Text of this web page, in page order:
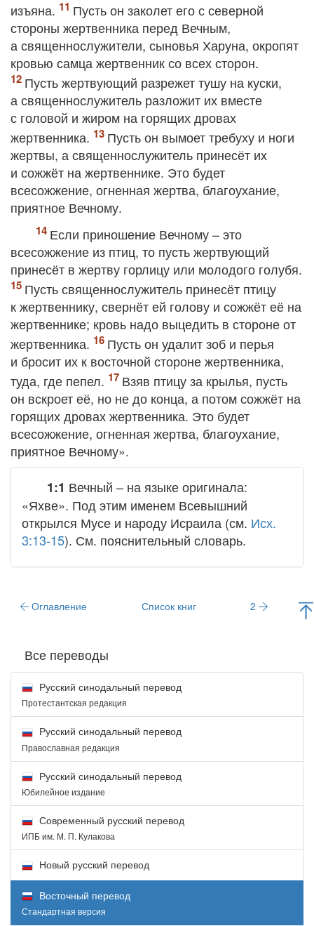
изъяна.
Пусть он заколет его с северной
стороны жертвенника перед Вечным,
а священнослужители, сыновья Харуна, окропят
кровью самца жертвенник со всех сторон.
Пусть жертвующий разрежет тушу на куски,
а священнослужитель разложит их вместе
с головой и жиром на горящих дровах
жертвенника.
Пусть он вымоет требуху и ноги
жертвы, а священнослужитель принесёт их
и сожжёт на жертвеннике. Это будет
всесожжение, огненная жертва, благоухание,
приятное Вечному.
Если приношение Вечному – это
всесожжение из птиц, то пусть жертвующий
принесёт в жертву горлицу или молодого голубя.
Пусть священнослужитель принесёт птицу
к жертвеннику, свернёт ей голову и сожжёт её на
жертвеннике; кровь надо выцедить в стороне от
жертвенника.
Пусть он удалит зоб и перья
и бросит их к восточной стороне жертвенника,
туда, где пепел.
Взяв птицу за крылья, пусть
он вскроет её, но не до конца, а потом сожжёт на
горящих дровах жертвенника. Это будет
всесожжение, огненная жертва, благоухание,
приятное Вечному».
1:1 Вечный – на языке оригинала:
«Яхве». Под этим именем Всевышний
открылся Мусе и народу Исраила (см. Исх.
3:13-15). См. пояснительный словарь.
Оглавление Список книг 2
Все переводы
Русский синодальный перевод
Протестантская редакция
Русский синодальный перевод
Православная редакция
Русский синодальный перевод
Юбилейное издание
Современный русский перевод
ИПБ им. М. П. Кулакова
Новый русский перевод
Восточный перевод
Стандартная версия